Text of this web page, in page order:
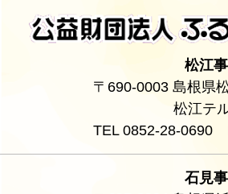
松江
〒690-0003 島根県
松江テ
TEL 0852-28-0690
石見